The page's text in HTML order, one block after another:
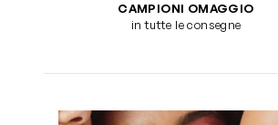
CAMPIONI OMAGGIO
in tutte le consegne